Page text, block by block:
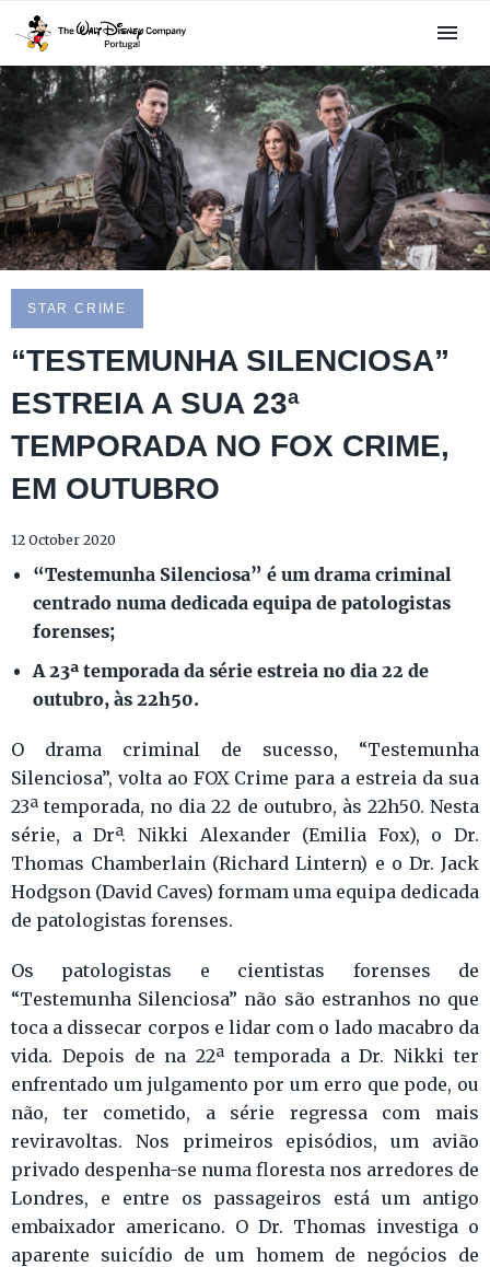
STAR CRIME
“TESTEMUNHA SILENCIOSA”
ESTREIA A SUA 23ª
TEMPORADA NO FOX CRIME,
EM OUTUBRO
12 October 2020
“Testemunha Silenciosa” é um drama criminal
centrado numa dedicada equipa de patologistas
forenses;
A 23ª temporada da série estreia no dia 22 de
outubro, às 22h50.
O drama criminal de sucesso, “Testemunha
Silenciosa”, volta ao FOX Crime para a estreia da sua
23ª temporada, no dia 22 de outubro, às 22h50. Nesta
série, a Drª. Nikki Alexander (Emilia Fox), o Dr.
Thomas Chamberlain (Richard Lintern) e o Dr. Jack
Hodgson (David Caves) formam uma equipa dedicada
de patologistas forenses.
Os patologistas e cientistas forenses de
“Testemunha Silenciosa” não são estranhos no que
toca a dissecar corpos e lidar com o lado macabro da
vida. Depois de na 22ª temporada a Dr. Nikki ter
enfrentado um julgamento por um erro que pode, ou
não, ter cometido, a série regressa com mais
reviravoltas. Nos primeiros episódios, um avião
privado despenha-se numa floresta nos arredores de
Londres, e entre os passageiros está um antigo
embaixador americano. O Dr. Thomas investiga o
aparente suicídio de um homem de negócios de